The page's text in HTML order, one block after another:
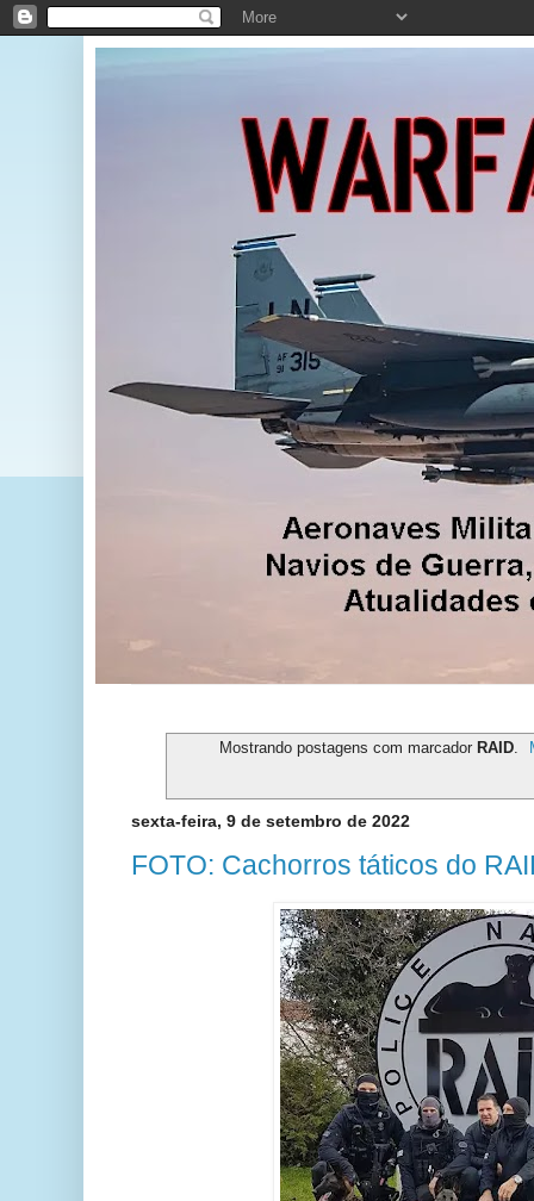
Mostrando postagens com marcador RAID.
sexta-feira, 9 de setembro de 2022
FOTO: Cachorros táticos do